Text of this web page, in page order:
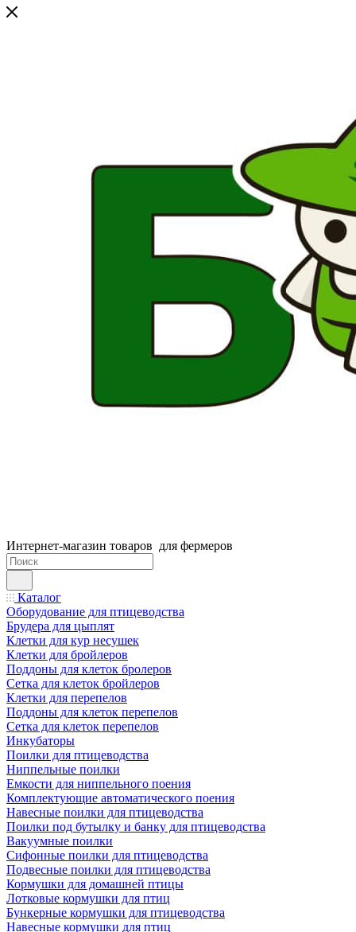
Интернет-магазин товаров для фермеров
Каталог
Оборудование для птицеводства
Брудера для цыплят
Клетки для кур несушек
Клетки для бройлеров
Поддоны для клеток бролеров
Сетка для клеток бройлеров
Клетки для перепелов
Поддоны для клеток перепелов
Сетка для клеток перепелов
Инкубаторы
Поилки для птицеводства
Ниппельные поилки
Емкости для ниппельного поения
Комплектующие автоматического поения
Навесные поилки для птицеводства
Поилки под бутылку и банку для птицеводства
Вакуумные поилки
Сифонные поилки для птицеводства
Подвесные поилки для птицеводства
Кормушки для домашней птицы
Лотковые кормушки для птиц
Бункерные кормушки для птицеводства
Навесные кормушки для птиц